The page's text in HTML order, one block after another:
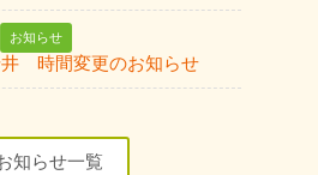
お知らせ
時間変更のお知らせ
知らせ一覧